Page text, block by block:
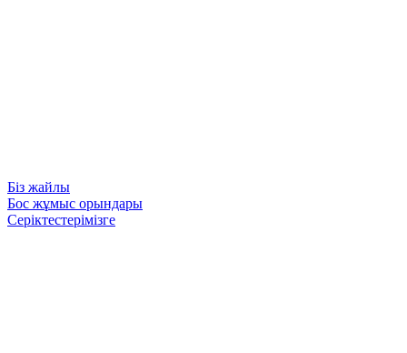
Біз жайлы
Бос жұмыс орындары
Серіктестерімізге